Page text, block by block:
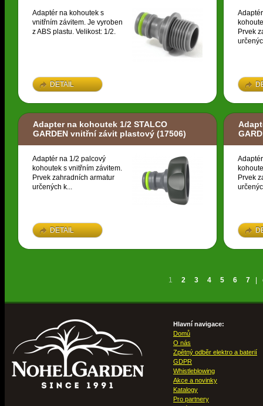
Adaptér na kohoutek s
vnitřním závitem. Je vyroben
z ABS plastu. Velikost: 1/2.
DETAIL
Prvek
Adapter na kohoutek 1/2 STALCO
GARDEN vnitřní závit plastový (17506)
Adaptér na 1/2 palcový
kohoutek s vnitřním závitem.
Prvek zahradních armatur
určených k...
DETAIL
Prvek
1 2 3 4 5 6 7
Hlavní navigace:
Domů
O nás
Zpětný odběr elektro a baterií
GDPR
Whistleblowing
Akce a novinky
Katalogy
Pro partnery